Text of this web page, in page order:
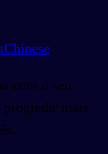
com o seu
mais